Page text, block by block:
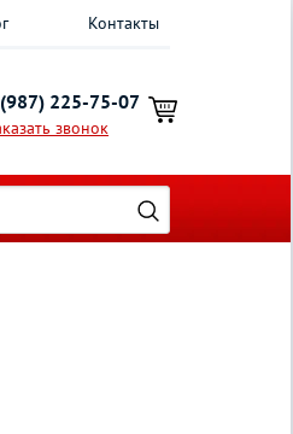
Контакты
225-75-07
звонок